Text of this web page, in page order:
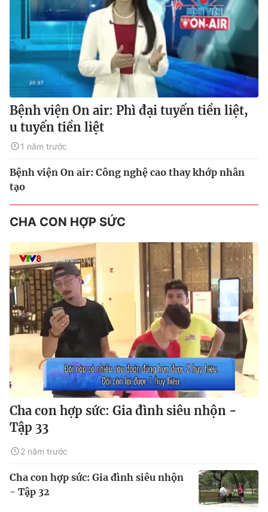
Bệnh viện On air: Phì đại tuyến tiền liệt,
u tuyến tiền liệt
1 năm trước
Bệnh viện On air: Công nghệ cao thay khớp nhân
tạo
CHA CON HỢP SỨC
Cha con hợp sức: Gia đình siêu nhộn -
Tập 33
2 năm trước
Cha con hợp sức: Gia đình siêu nhộn
- Tập 32